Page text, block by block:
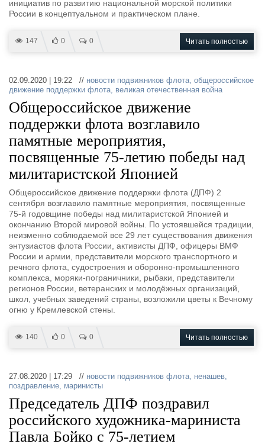
инициатив по развитию национальной морской политики
России в концептуальном и практическом плане.
147 0 0 Читать полностью
02.09.2020 | 19:22 // новости подвижников флота, общероссийское
движение поддержки флота, великая отечественная война
Общероссийское движение
поддержки флота возглавило
памятные мероприятия,
посвященные 75-летию победы над
милитаристской Японией
Общероссийское движение поддержки флота (ДПФ) 2
сентября возглавило памятные мероприятия, посвященные
75-й годовщине победы над милитаристской Японией и
окончанию Второй мировой войны. По устоявшейся традиции,
неизменно соблюдаемой все 29 лет существования движения
энтузиастов флота России, активисты ДПФ, офицеры ВМФ
России и армии, представители морского транспортного и
речного флота, судостроения и оборонно-промышленного
комплекса, моряки-пограничники, рыбаки, представители
регионов России, ветеранских и молодёжных организаций,
школ, учебных заведений страны, возложили цветы к Вечному
огню у Кремлевской стены.
140 0 0 Читать полностью
27.08.2020 | 17:29 // новости подвижников флота, ненашев,
поздравление, маринисты
Председатель ДПФ поздравил
российского художника-мариниста
Павла Бойко с 75-летием